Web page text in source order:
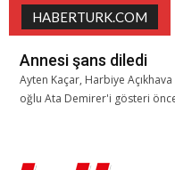
HABERTURK.COM
Annesi şans diledi
Ayten Kaçar, Harbiye
oğlu Ata Demirer'i gösteri